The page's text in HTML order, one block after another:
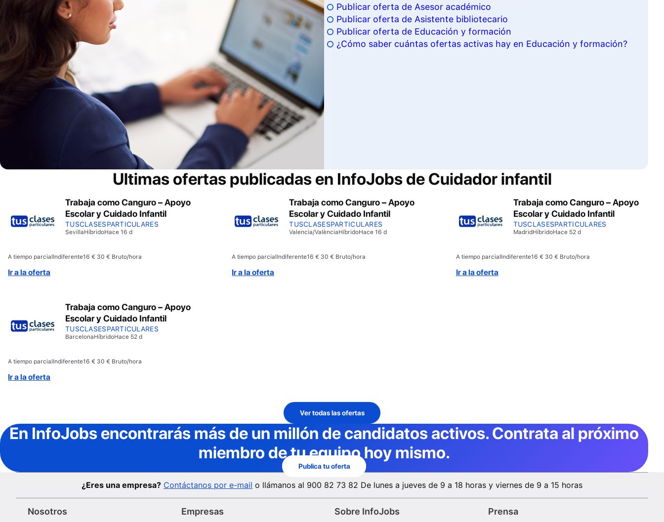
Publicar oferta de Asesor académico
Publicar oferta de Asistente bibliotecario
Publicar oferta de Educación y formación
¿Cómo saber cuántas ofertas activas hay en Educación y formación?
Ultimas ofertas publicadas en InfoJobs de Cuidador infantil
Trabaja como Canguro – Apoyo
Escolar y Cuidado Infantil
TUSCLASESPARTICULARES
SevillaHíbridoHace 16 d
A tiempo parcialIndiferente16 € 30 € Bruto/hora
Ir a la oferta
Trabaja como Canguro – Apoyo
Escolar y Cuidado Infantil
TUSCLASESPARTICULARES
Valencia/ValènciaHíbridoHace 16 d
A tiempo parcialIndiferente16 € 30 € Bruto/hora
Ir a la oferta
Trabaja como Canguro – Apoyo
Escolar y Cuidado Infantil
TUSCLASESPARTICULARES
MadridHíbridoHace 52 d
A tiempo parcialIndiferente16 € 30 € Bruto/hora
Ir a la oferta
Trabaja como Canguro – Apoyo
Escolar y Cuidado Infantil
TUSCLASESPARTICULARES
BarcelonaHíbridoHace 52 d
A tiempo parcialIndiferente16 € 30 € Bruto/hora
Ir a la oferta
Ver todas las ofertas
En InfoJobs encontrarás más de un millón de candidatos activos. Contrata al próximo
miembro de tu equipo hoy mismo.
Publica tu oferta
¿Eres una empresa? Contáctanos por e-mail o llámanos al 900 82 73 82 De lunes a jueves de 9 a 18 horas y viernes de 9 a 15 horas
Nosotros Empresas Sobre InfoJobs Prensa